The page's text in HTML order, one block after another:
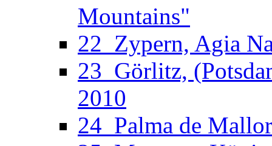
Mountains"
22_Zypern, Agia
23_Görlitz,
2010
24_Palma de